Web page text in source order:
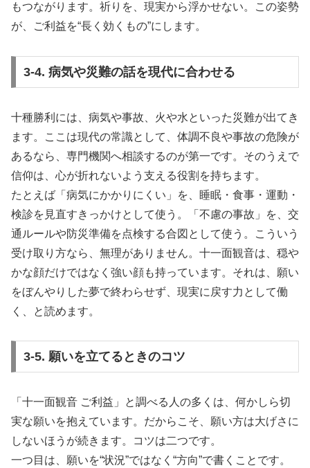
もつながります。祈りを、現実から浮かせない。この姿勢
が、ご利益を“長く効くもの”にします。
3-4. 病気や災難の話を現代に合わせる
十種勝利には、病気や事故、火や水といった災難が出てき
ます。ここは現代の常識として、体調不良や事故の危険が
あるなら、専門機関へ相談するのが第一です。そのうえで
信仰は、心が折れないよう支える役割を持ちます。
たとえば「病気にかかりにくい」を、睡眠・食事・運動・
検診を見直すきっかけとして使う。「不慮の事故」を、交
通ルールや防災準備を点検する合図として使う。こういう
受け取り方なら、無理がありません。十一面観音は、穏や
かな顔だけではなく強い顔も持っています。それは、願い
をぼんやりした夢で終わらせず、現実に戻す力として働
く、と読めます。
3-5. 願いを立てるときのコツ
「十一面観音 ご利益」と調べる人の多くは、何かしら切
実な願いを抱えています。だからこそ、願い方は大げさに
しないほうが続きます。コツは二つです。
一つ目は、願いを“状況”ではなく“方向”で書くことです。